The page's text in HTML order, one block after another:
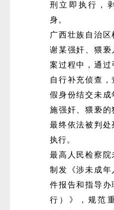
刑立即执行，
身。
广西壮族自治区
谢某强奸、猥亵
案过程中，通过
自行补充侦查
假身份结交未成
施强奸、猥亵的
最终依法被判处
执行。
最高人民检察院
制发《涉未成年
件报告和指导办
行）》，规范